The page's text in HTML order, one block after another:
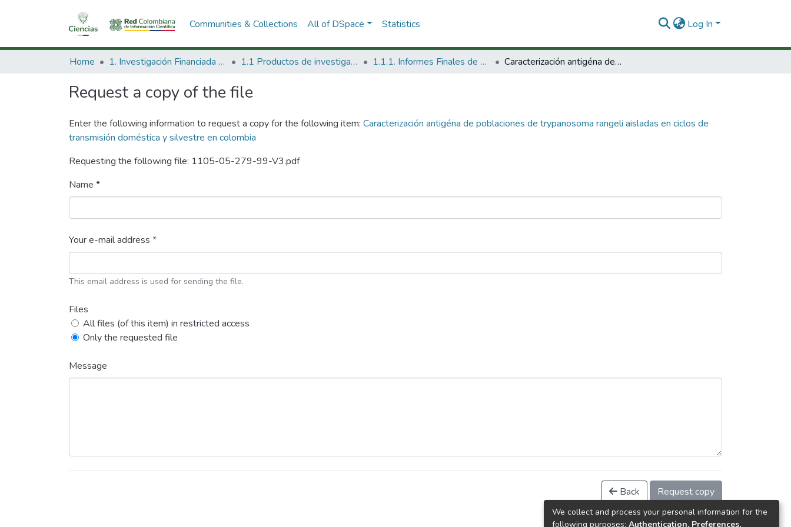
Communities & Collections All of DSpace Statistics Log In
Home 1. Investigación Financiada con Recursos Públicos 1.1 Productos de investigación 1.1.1. Informes Finales de Proyectos de Investigación Caracterización antigéna de poblaciones de trypanosoma rangeli aisladas en ciclos de transmisión doméstica y silvestre en colombia
Request a copy of the file
Enter the following information to request a copy for the following item: Caracterización antigéna de poblaciones de trypanosoma rangeli aisladas en ciclos de
transmisión doméstica y silvestre en colombia
Requesting the following file: 1105-05-279-99-V3.pdf
Name *
Your e-mail address *
This email address is used for sending the file.
Files
All files (of this item) in restricted access
Only the requested file
Message
Back Request copy
We collect and process your personal information for the
following purposes: Authentication, Preferences,